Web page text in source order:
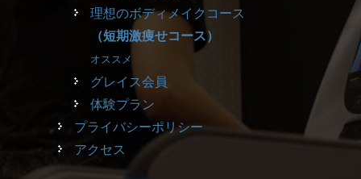
理想のボディメイクコース
（短期激痩せコース）
オススメ
グレイス会員
体験プラン
プライバシーポリシー
アクセス